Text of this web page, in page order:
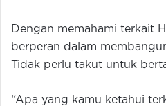
Dengan memahami terkait
berperan dalam
Tidak perlu takut untuk
“Apa yang kamu ketahui